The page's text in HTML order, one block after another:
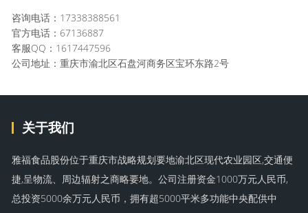
咨询电话：17338388561
官方电话：67136887
客服QQ：1617447596
公司地址：重庆市渝北区石盘河商务区宝环东路2号
关于我们
雅福食品股份位于重庆市战略规划要地渝北区现代农业园区,交通便
捷,呈物流、周边辐射之商略要地。公司注册资金1000万元人民币,
总投资5000余万元人民币，拥有超5000平米多功能中央配供中